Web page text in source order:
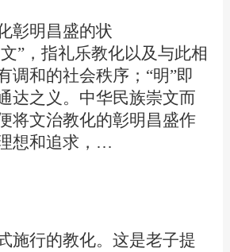
彰明昌盛的状
”，指礼乐教化以及与此相
调和的社会秩序；“明”即
达之义。中华民族崇文而
将文治教化的彰明昌盛作
想和追求，…
施行的教化。这是老子提